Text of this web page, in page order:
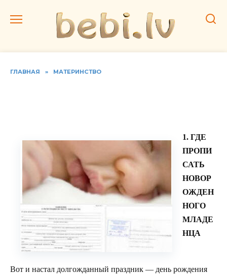
ГЛАВНАЯ » МАТЕРИНСТВО
1. ГДЕ
ПРОПИ
САТЬ
НОВОР
ОЖДЕН
НОГО
МЛАДЕ
НЦА
Вот и настал долгожданный праздник — день рождения